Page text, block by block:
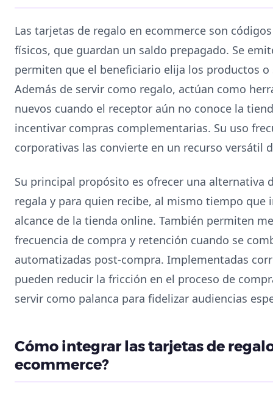
Las tarjetas de regalo en ecommerce son
físicos, que guardan un saldo prepagado. Se
permiten que el beneficiario elija los productos
Además de servir como regalo, actúan como
nuevos cuando el receptor aún no conoce la
incentivar compras complementarias. Su uso
corporativas las convierte en un recurso versátil
Su principal propósito es ofrecer una alternativa
regala y para quien recibe, al mismo tiempo que
alcance de la tienda online. También permiten
frecuencia de compra y retención cuando se
automatizadas post-compra. Implementadas
pueden reducir la fricción en el proceso de
servir como palanca para fidelizar audiencias
Cómo integrar las tarjetas de
ecommerce?